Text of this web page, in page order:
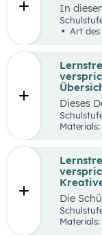
In
zum
erklärt.
Art
Dieses
alle
was
die 6.
Die